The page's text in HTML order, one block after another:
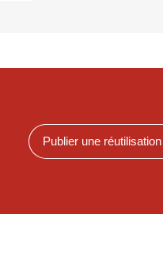
Publier une réutilisation